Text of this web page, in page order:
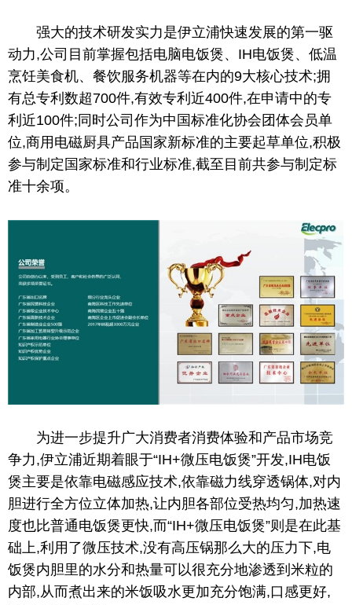
强大的技术研发实力是伊立浦快速发展的第一驱
动力,公司目前掌握包括电脑电饭煲、IH电饭煲、低温
烹饪美食机、餐饮服务机器等在内的9大核心技术;拥
有总专利数超700件,有效专利 近400件,在申请中的专
利 近100件;同时公司作为中国标准化协会团体会员单
位,商用电磁厨具产品国家新标准的主要起草单位,积极
参与制定国家标准和行业标准,截至目前共参与制定标
准十余项。
为进一步提升广大消费者消费体验和产品市场竞
争力,伊立浦近期着眼于“IH+微压电饭煲”开发,IH电饭
煲主要是依靠电磁感应技术,依靠磁力线穿透锅体,对内
胆进行全方位立体加热,让内胆各部位受热均匀,加热速
度也比普通电饭煲更快,而“IH+微压电饭煲”则是在此基
础上,利用了微压技术,没有高压锅那么大的压力下,电
饭煲内胆里的水分和热量可以很充分地渗透到米粒的
内部,从而煮出来的米饭吸水更加充分饱满,口感更好,